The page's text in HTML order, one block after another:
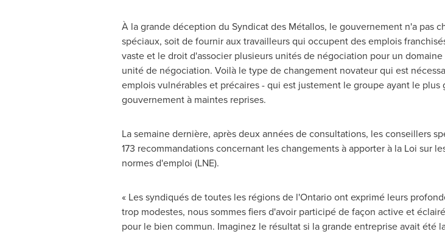
À la grande déception du Syndicat des Métallos, le gouvernement n'a pas
spéciaux, soit de fournir aux travailleurs qui occupent des emplois
vaste et le droit d'associer plusieurs unités de négociation pour un
unité de négociation. Voilà le type de changement novateur qui est
emplois vulnérables et précaires - qui est justement le groupe ayant le
gouvernement à maintes reprises.
La semaine dernière, après deux années de consultations, les conseillers
173 recommandations concernant les changements à apporter à la Loi sur
normes d'emploi (LNE).
« Les syndiqués de toutes les régions de l'Ontarioont exprimé leurs
trop modestes, nous sommes fiers d'avoir participé de façon active et
pour le bien commun. Imaginez le résultat si la grande entreprise avait été